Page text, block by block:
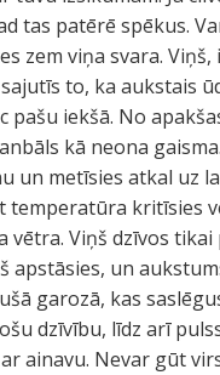
tas patērē spēkus.
zem viņa svara. Viņš,
to, ka aukstais
pašu iekšā. No
kā neona
un metīsies atkal uz
temperatūra kritīsies
vētra. Viņš dzīvos
apstāsies, un
garozā, kas
dzīvību, līdz arī
ainavu. Nevar gūt